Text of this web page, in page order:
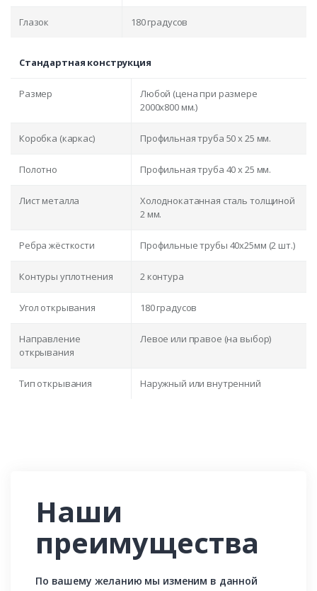
Глазок 180 градусов
Стандартная конструкция
Размер
Любой (цена при размере
2000x800 мм.)
Коробка (каркас) Профильная труба 50 х 25 мм.
Полотно Профильная труба 40 х 25 мм.
Лист металла
Холоднокатанная сталь толщиной
2 мм.
Ребра жёсткости Профильные трубы 40х25мм (2 шт.)
Контуры уплотнения 2 контура
Угол открывания 180 градусов
Направление
открывания
Левое или правое (на выбор)
Тип открывания Наружный или внутренний
Наши
преимущества
По вашему желанию мы изменим в данной